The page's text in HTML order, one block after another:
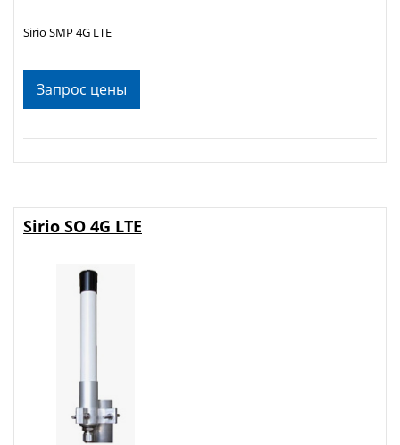
Запрос цены
Sirio SMP 4G LTE
Sirio SO 4G LTE